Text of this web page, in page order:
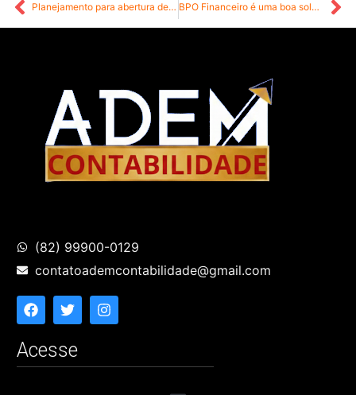
Planejamento para abertura de empresa: o que é necessário e como montar um projeto BPO Financeiro é uma boa solução: vantagens e ganhos reais!
(82) 99900-0129
contatoademcontabilidade@gmail.com
Acesse